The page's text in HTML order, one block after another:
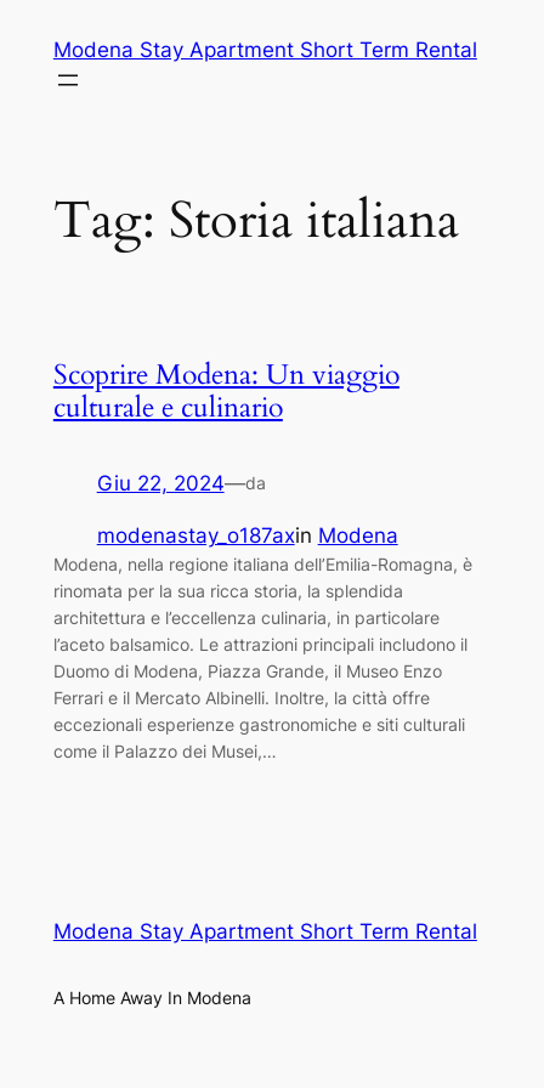
contenuto
Modena Stay Apartment Short Term Rental
Tag: Storia italiana
Scoprire Modena: Un viaggio
culturale e culinario
Giu 22, 2024—da
modenastay_o187axin Modena
Modena, nella regione italiana dell’Emilia-Romagna, è
rinomata per la sua ricca storia, la splendida
architettura e l’eccellenza culinaria, in particolare
l’aceto balsamico. Le attrazioni principali includono il
Duomo di Modena, Piazza Grande, il Museo Enzo
Ferrari e il Mercato Albinelli. Inoltre, la città offre
eccezionali esperienze gastronomiche e siti culturali
come il Palazzo dei Musei,…
Modena Stay Apartment Short Term Rental
A Home Away In Modena